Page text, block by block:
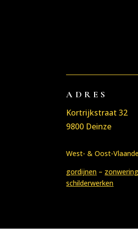
ADRES
Kortrijkstraat 32
9800 Deinze
West- & Oost-
gordijnen – zonwering
schilderwerken